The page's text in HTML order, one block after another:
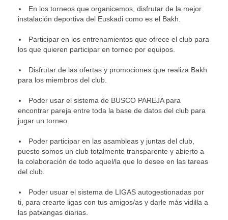
En los torneos que organicemos, disfrutar de la mejor
instalación deportiva del Euskadi como es el Bakh.
Participar en los entrenamientos que ofrece el club para
los que quieren participar en torneo por equipos.
Disfrutar de las ofertas y promociones que realiza Bakh
para los miembros del club.
Poder usar el sistema de BUSCO PAREJA para
encontrar pareja entre toda la base de datos del club para
jugar un torneo.
Poder participar en las asambleas y juntas del club,
puesto somos un club totalmente transparente y abierto a
la colaboración de todo aquel/la que lo desee en las tareas
del club.
Poder usuar el sistema de LIGAS autogestionadas por
ti, para crearte ligas con tus amigos/as y darle más vidilla a
las patxangas diarias.